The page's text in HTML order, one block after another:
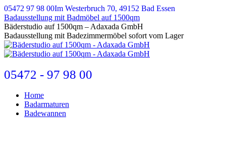
Zum
Inhalt
springen
05472 97 98 00Im Westerbruch 70, 49152 Bad Essen
Badausstellung mit Badmöbel auf 1500qm
E-
Mail
page
opens
new
window
Bäderstudio auf 1500qm – Adaxada GmbH
Badausstellung mit Badezimmermöbel sofort vom Lager
05472 - 97 98 00
Home
Badarmaturen
Badewannen